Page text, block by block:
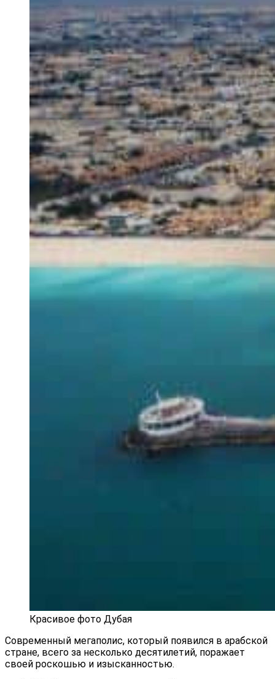
Красивое фото Дубая
Современный мегаполис, который появился в арабской
стране, всего за несколько десятилетий, поражает
своей роскошью и изысканностью.